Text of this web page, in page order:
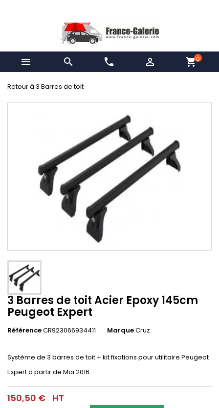
  phone  shopping_cart0
Retour à 3 Barres de toit
3 Barres de toit Acier Epoxy 145cm
Peugeot Expert
RéférenceCR923066934411 MarqueCruz
Système de 3 barres de toit + kit fixations pour utilitaire Peugeot
Expertà partir de Mai 2016
150,50 € HT